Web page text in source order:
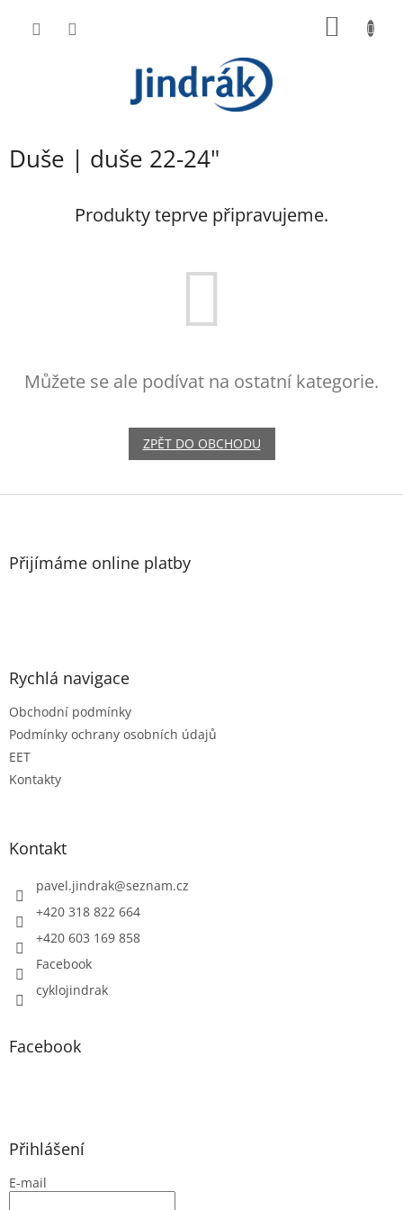
Duše | duše 22-24"
Produkty teprve připravujeme.
Můžete se ale podívat na ostatní kategorie.
ZPĚT DO OBCHODU
Z
Přijímáme online platby
Rychlá navigace
Obchodní podmínky
Podmínky ochrany osobních údajů
EET
Kontakty
Kontakt
pavel.jindrak@seznam.cz
+420 318 822 664
+420 603 169 858
Facebook
cyklojindrak
Facebook
Přihlášení
E-mail